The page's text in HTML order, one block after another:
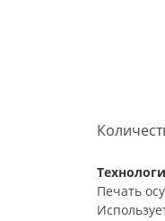
Печать